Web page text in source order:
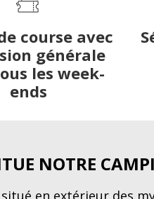
course avec
générale
les week-
ends
NOTRE
en extérieur des